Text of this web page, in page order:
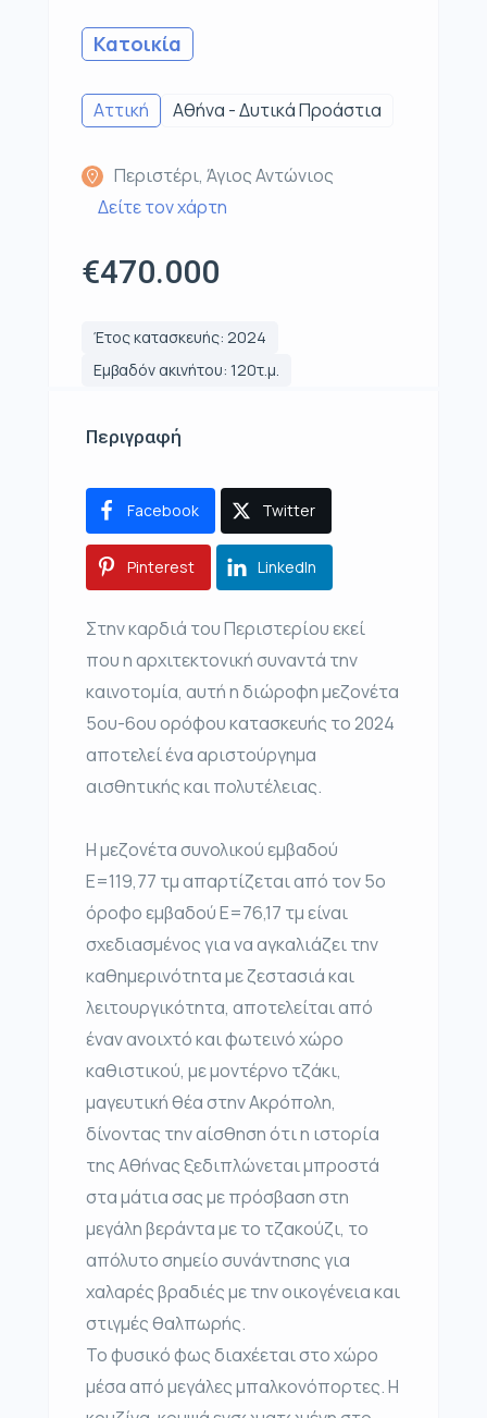
Κατοικία
Αττική Αθήνα - Δυτικά Προάστια
Περιστέρι, Άγιος Αντώνιος
Δείτε τον χάρτη
€470.000
Έτος κατασκευής: 2024
Εμβαδόν ακινήτου: 120τ.μ.
Περιγραφή
Facebook Twitter
Pinterest LinkedIn
Στην καρδιά του Περιστερίου εκεί
που η αρχιτεκτονική συναντά την
καινοτομία, αυτή η διώροφη μεζονέτα
5ου-6ου ορόφου κατασκευής το 2024
αποτελεί ένα αριστούργημα
αισθητικής και πολυτέλειας.
Η μεζονέτα συνολικού εμβαδού
Ε=119,77 τμ απαρτίζεται από τον 5ο
όροφο εμβαδού Ε=76,17 τμ είναι
σχεδιασμένος για να αγκαλιάζει την
καθημερινότητα με ζεστασιά και
λειτουργικότητα, αποτελείται από
έναν ανοιχτό και φωτεινό χώρο
καθιστικού, με μοντέρνο τζάκι,
μαγευτική θέα στην Ακρόπολη,
δίνοντας την αίσθηση ότι η ιστορία
της Αθήνας ξεδιπλώνεται μπροστά
στα μάτια σας με πρόσβαση στη
μεγάλη βεράντα με το τζακούζι, το
απόλυτο σημείο συνάντησης για
χαλαρές βραδιές με την οικογένεια και
στιγμές θαλπωρής.
Το φυσικό φως διαχέεται στο χώρο
μέσα από μεγάλες μπαλκονόπορτες. Η